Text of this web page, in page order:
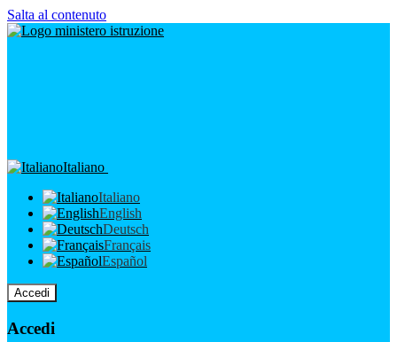
Salta al contenuto
Italiano
Italiano
English
Deutsch
Français
Español
Accedi
Accedi